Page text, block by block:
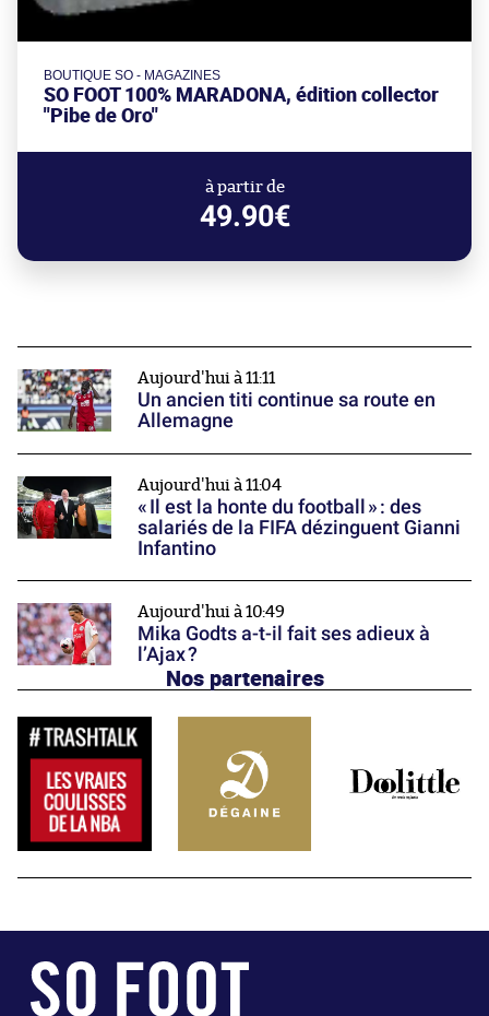
BOUTIQUE SO - MAGAZINES
SO FOOT 100% MARADONA, édition collector
"Pibe de Oro"
à partir de
49.90€
Aujourd'hui à 11:11
Un ancien titi continue sa route en
Allemagne
Aujourd'hui à 11:04
« Il est la honte du football » : des
salariés de la FIFA dézinguent Gianni
Infantino
Aujourd'hui à 10:49
Mika Godts a-t-il fait ses adieux à
l’Ajax ?
Nos partenaires